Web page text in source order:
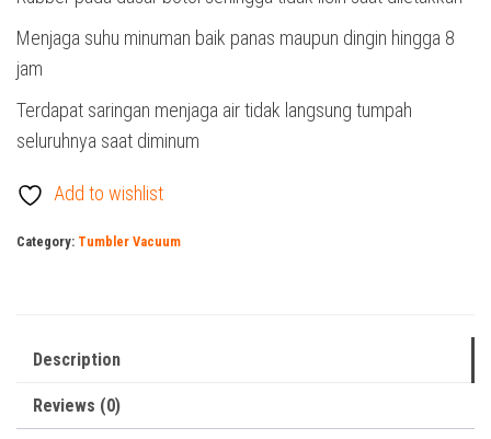
Menjaga suhu minuman baik panas maupun dingin hingga 8
jam
Terdapat saringan menjaga air tidak langsung tumpah
seluruhnya saat diminum
Add to wishlist
Category: Tumbler Vacuum
Description
Reviews (0)